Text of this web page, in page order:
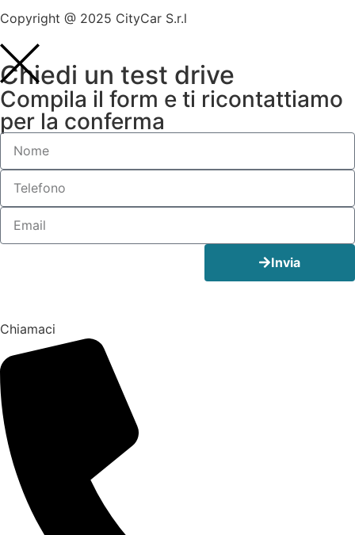
Copyright @ 2025 CityCar S.r.l
Chiedi un test drive
Compila il form e ti ricontattiamo
per la conferma
Invia
Chiamaci